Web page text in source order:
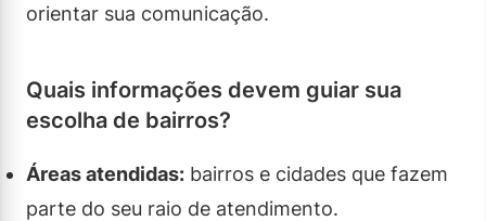
orientar sua comunicação.
Quais informações devem guiar sua
escolha de bairros?
Áreas atendidas: bairros e cidades que fazem
parte do seu raio de atendimento.